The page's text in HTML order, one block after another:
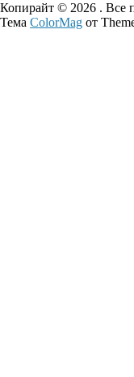
Копирайт © 2026 . Все
Тема ColorMag от